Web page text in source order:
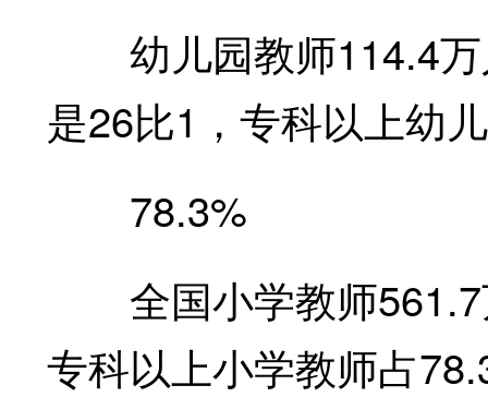
幼儿园教师114.4万
是26比1，专科以上幼
78.3%
全国小学教师561.7
专科以上小学教师占